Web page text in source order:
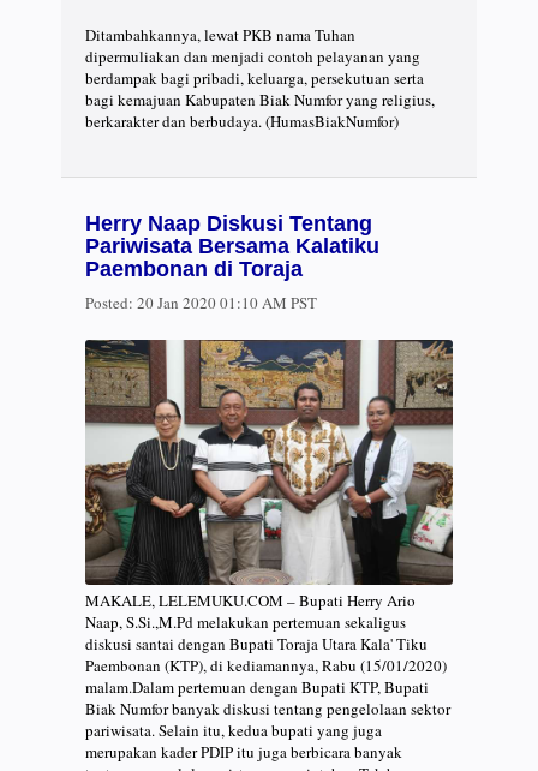
Ditambahkannya, lewat PKB nama Tuhan
dipermuliakan dan menjadi contoh pelayanan yang
berdampak bagi pribadi, keluarga, persekutuan serta
bagi kemajuan Kabupaten Biak Numfor yang religius,
berkarakter dan berbudaya. (HumasBiakNumfor)
Herry Naap Diskusi Tentang
Pariwisata Bersama Kalatiku
Paembonan di Toraja
Posted: 20 Jan 2020 01:10 AM PST
MAKALE, LELEMUKU.COM – Bupati Herry Ario
Naap, S.Si.,M.Pd melakukan pertemuan sekaligus
diskusi santai dengan Bupati Toraja Utara Kala' Tiku
Paembonan (KTP), di kediamannya, Rabu (15/01/2020)
malam.Dalam pertemuan dengan Bupati KTP, Bupati
Biak Numfor banyak diskusi tentang pengelolaan sektor
pariwisata. Selain itu, kedua bupati yang juga
merupakan kader PDIP itu juga berbicara banyak